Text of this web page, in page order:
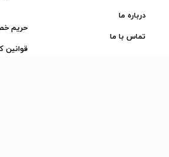
درباره ما
تماس با ما
حریم
قوانین